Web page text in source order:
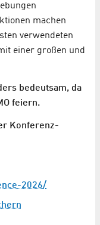
machen
verwendeten
einer großen und
bedeutsam, da
feiern.
Konferenz-
2026/